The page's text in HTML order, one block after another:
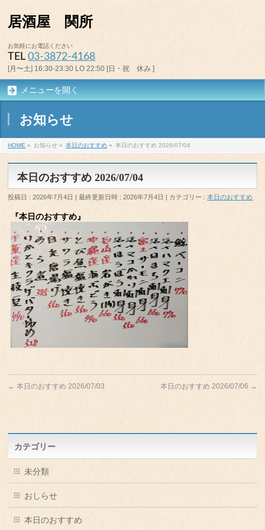
居酒屋 関所
お気軽にお電話ください
TEL03-3872-4168
[月〜土] 16:30-23:30 LO 22:50 [日・祝 休み ]
メニューを開く
お知らせ
HOME » お知らせ » 本日のおすすめ » 本日のおすすめ 2026/07/04
本日のおすすめ 2026/07/04
投稿日 : 2026年7月4日 最終更新日時 : 2026年7月4日 カテゴリー :本日のおすすめ
『本日のおすすめ』
← 本日のおすすめ 2026/07/03 本日のおすすめ 2026/07/06 →
カテゴリー
未分類
おしらせ
本日のおすすめ